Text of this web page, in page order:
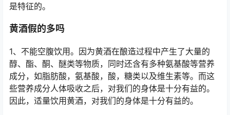
是特征的。
黄酒假的多吗
1、不能空腹饮用。因为黄酒在酿造过程中产生了大量的
醇、酯、酮、醚类等物质，同时还含有多种氨基酸等营养
成分，如脂肪酸，氨基酸，酸，糖类以及维生素等。而这
些营养成分人体吸收之后，对我们的身体是十分有益的。
因此，适量饮用黄酒，对我们的身体是十分有益的。